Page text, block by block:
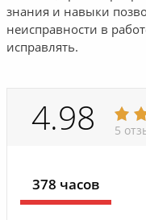
знания и навыки
неисправности в
исправлять.
4.98 5
378 часов